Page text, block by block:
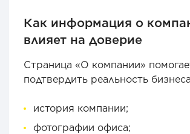
Как информация о
влияет на доверие
Страница «О компании»
подтвердить реальность
история компании;
фотографии офиса;